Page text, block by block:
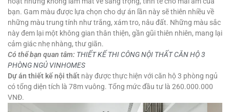
bạn. Gam màu được lựa chọn cho dự án lần này sẽ thiên nhiều về
những màu trung tính như trắng, xám tro, nâu đất. Những màu sắc
này đem lại một không gian thân thiện, gần gũi thiên nhiên, mang lại
cảm giác nhẹ nhàng, thư giãn.
Có thể bạn quan tâm: THIẾT KẾ THI CÔNG NỘI THẤT CĂN HỘ 3
PHÒNG NGỦ VINHOMES
Dự án thiết kế nội thất này được thực hiện với căn hộ 3 phòng ngủ
có tổng diện tích là 78m vuông. Tổng mức đầu tư là 260.000.000
VNĐ.